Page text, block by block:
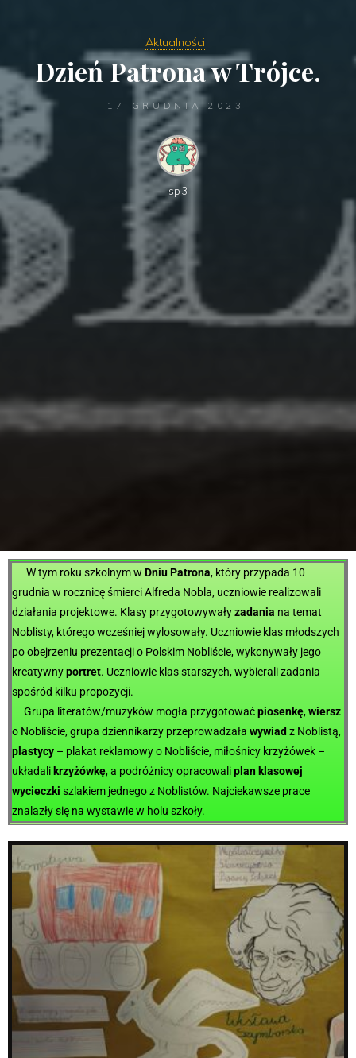
Aktualności
Dzień Patrona w Trójce.
17 GRUDNIA 2023
sp3
W tym roku szkolnym w Dniu Patrona, który przypada 10
grudnia w rocznicę śmierci Alfreda Nobla, uczniowie realizowali
działania projektowe. Klasy przygotowywałyzadania na temat
Noblisty, którego wcześniej wylosowały. Uczniowie klas młodszych
po obejrzeniu prezentacji o Polskim Nobliście, wykonywały jego
kreatywnyportret. Uczniowie klas starszych, wybierali zadania
spośród kilku propozycji.
Grupa literatów/muzyków mogła przygotowaćpiosenkę,wiersz
o Nobliście, grupa dziennikarzy przeprowadzała wywiad z Noblistą,
plastycy – plakat reklamowy o Nobliście, miłośnicy krzyżówek –
układali krzyżówkę, a podróżnicy opracowaliplan klasowej
wycieczki szlakiem jednego z Noblistów. Najciekawsze prace
znalazły się na wystawie w holu szkoły.